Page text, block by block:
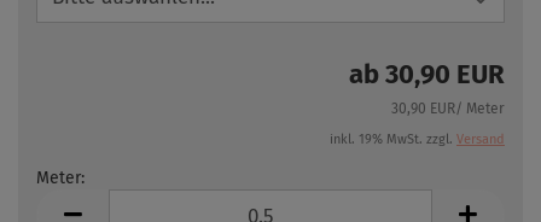
ab 30,90 EUR
30,90 EUR/ Meter
inkl. 19% MwSt. zzgl. Versand
Meter: